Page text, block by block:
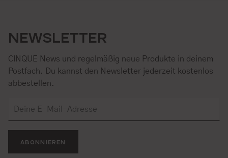
NEWSLETTER
CINQUE News und regelmäßig neue Produkte in deinem
Postfach. Du kannst den Newsletter jederzeit kostenlos
abbestellen.
ABONNIEREN